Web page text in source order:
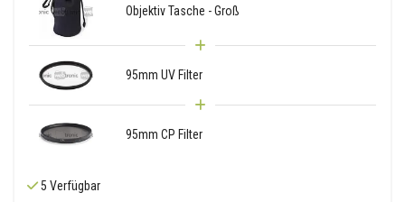
Objektiv Tasche - Groß
95mm UV Filter
95mm CP Filter
5 Verfügbar